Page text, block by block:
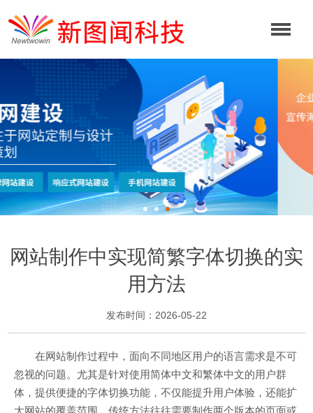
网站制作中实现简繁字体切换的实
用方法
发布时间：2026-05-22
在网站制作过程中，面向不同地区用户的语言需求是不可
忽视的问题。尤其是针对使用简体中文和繁体中文的用户群
体，提供便捷的字体切换功能，不仅能提升用户体验，还能扩
大网站的覆盖范围。传统方法往往需要制作两个版本的页面或